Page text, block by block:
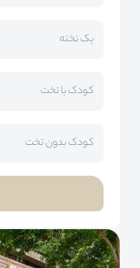
یک تخته
کودک با تخت
کودک بدون تخت